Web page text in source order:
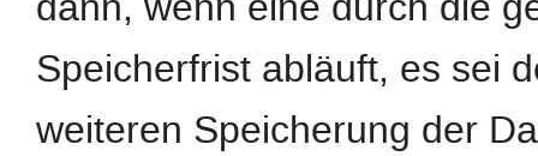
Speicherfrist abläuft, es sei
weiteren Speicherung der